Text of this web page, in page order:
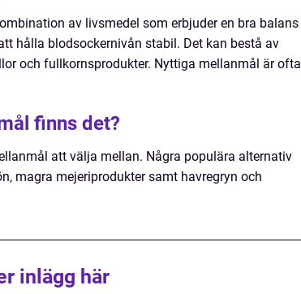
av livsmedel som erbjuder en bra balans
hålla blodsockernivån stabil. Det kan bestå av
och fullkornsprodukter. Nyttiga mellanmål är ofta
finns det?
att välja mellan. Några populära alternativ
magra mejeriprodukter samt havregryn och
inlägg här